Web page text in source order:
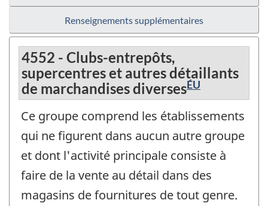
Renseignements supplémentaires
4552 - Clubs-entrepôts,
supercentres et autres détaillants
de marchandises diversesÉU
Ce groupe comprend les établissements
qui ne figurent dans aucun autre groupe
et dont l'activité principale consiste à
faire de la vente au détail dans des
magasins de fournitures de tout genre.